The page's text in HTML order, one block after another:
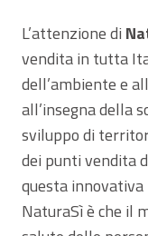
L’attenzione di
vendita in tutta
dell’ambiente e
all’insegna della
sviluppo di
dei punti vendita
questa
NaturaSì è che il